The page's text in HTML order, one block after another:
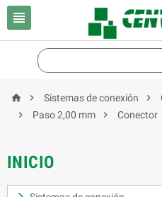

  Sistemas de conexión 

Paso 2,00 mm  Conector
INICIO